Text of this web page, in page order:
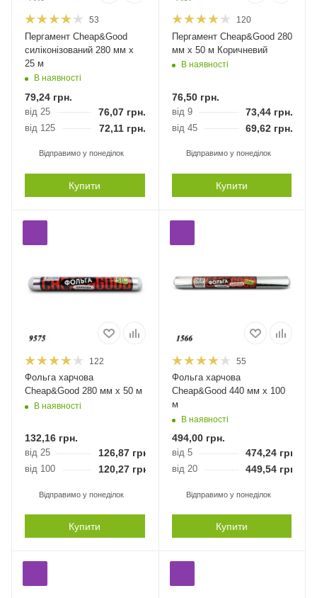
53
Пергамент Cheap&Good
силіконізований 280 мм х
25 м
В наявності
79,24 грн.
від 25 76,07 грн.
від 125 72,11грн.
Відправимо у понеділок
Купити
120
Пергамент Cheap&Good 280
мм х 50 м Коричневий
В наявності
76,50грн.
від 9 73,44грн.
від 45 69,62грн.
Відправимо у понеділок
Купити
122
Фольга харчова
Cheap&Good 280 мм х 50 м
В наявності
132,16 грн.
від 25 126,87 грн.
від 100 120,27 грн.
Відправимо у понеділок
Купити
55
Фольга харчова
Cheap&Good 440 мм х 100
м
В наявності
494,00грн.
від 5 474,24грн.
від 20 449,54грн.
Відправимо у понеділок
Купити